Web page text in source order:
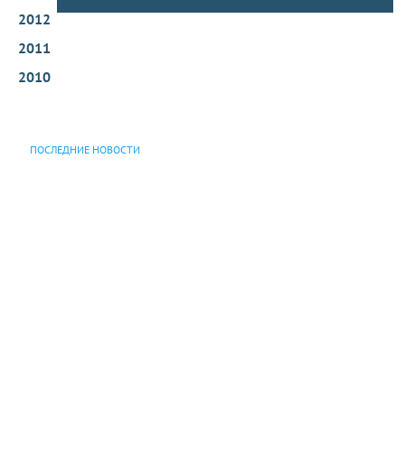
2012
2011
2010
ПОСЛЕДНИЕ НОВОСТИ